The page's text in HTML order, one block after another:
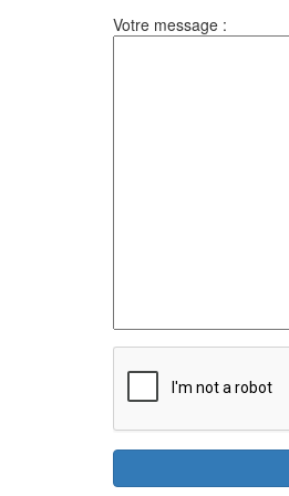
Votre message :